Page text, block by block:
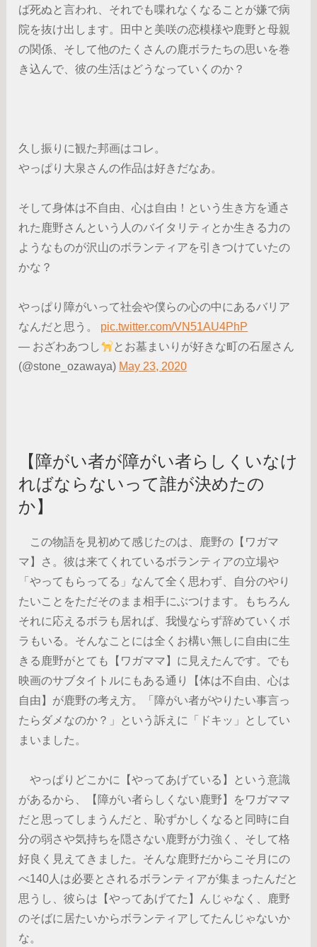
ば死ぬと言われ、それでも喋れなくなることが嫌で病
院を抜け出します。田中と美咲の恋模様や鹿野と母親
の関係、そして他のたくさんの鹿ボラたちの思いを巻
き込んで、彼の生活はどうなっていくのか？
久し振りに観た邦画はコレ。
やっぱり大泉さんの作品は好きだなあ。
そして身体は不自由、心は自由！という生き方を通さ
れた鹿野さんという人のバイタリティとか生きる力の
ようなものが沢山のボランティアを引きつけていたの
かな？
やっぱり障がいって社会や僕らの心の中にあるバリア
なんだと思う。 pic.twitter.com/VN51AU4PhP
— おざわあつし
とお墓まいりが好きな町の石屋さん
(@stone_ozawaya) May 23, 2020
【障がい者が障がい者らしくいなけ
ればならないって誰が決めたの
か】
この物語を見初めて感じたのは、鹿野の【ワガマ
マ】さ。彼は来てくれているボランティアの立場や
「やってもらってる」なんて全く思わず、自分のやり
たいことをただそのまま相手にぶつけます。もちろん
それに応えるボラも居れば、我慢ならず辞めていくボ
ラもいる。そんなことには全くお構い無しに自由に生
きる鹿野がとても【ワガママ】に見えたんです。でも
映画のサブタイトルにもある通り【体は不自由、心は
自由】が鹿野の考え方。「障がい者がやりたい事言っ
たらダメなのか？」という訴えに「ドキッ」としてい
まいました。
やっぱりどこかに【やってあげている】という意識
があるから、【障がい者らしくない鹿野】をワガママ
だと思ってしまうんだと、恥ずかしくなると同時に自
分の弱さや気持ちを隠さない鹿野が力強く、そして格
好良く見えてきました。そんな鹿野だからこそ月にの
べ140人は必要とされるボランティアが集まったんだと
思うし、彼らは【やってあげてた】んじゃなく、鹿野
のそばに居たいからボランティアしてたんじゃないか
な。